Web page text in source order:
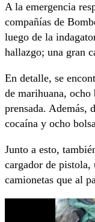
A la emergencia
compañías de
luego de la
hallazgo; una gran
En detalle, se
de marihuana, ocho
prensada. Además,
cocaína y ocho
Junto a esto,
cargador de
camionetas que al